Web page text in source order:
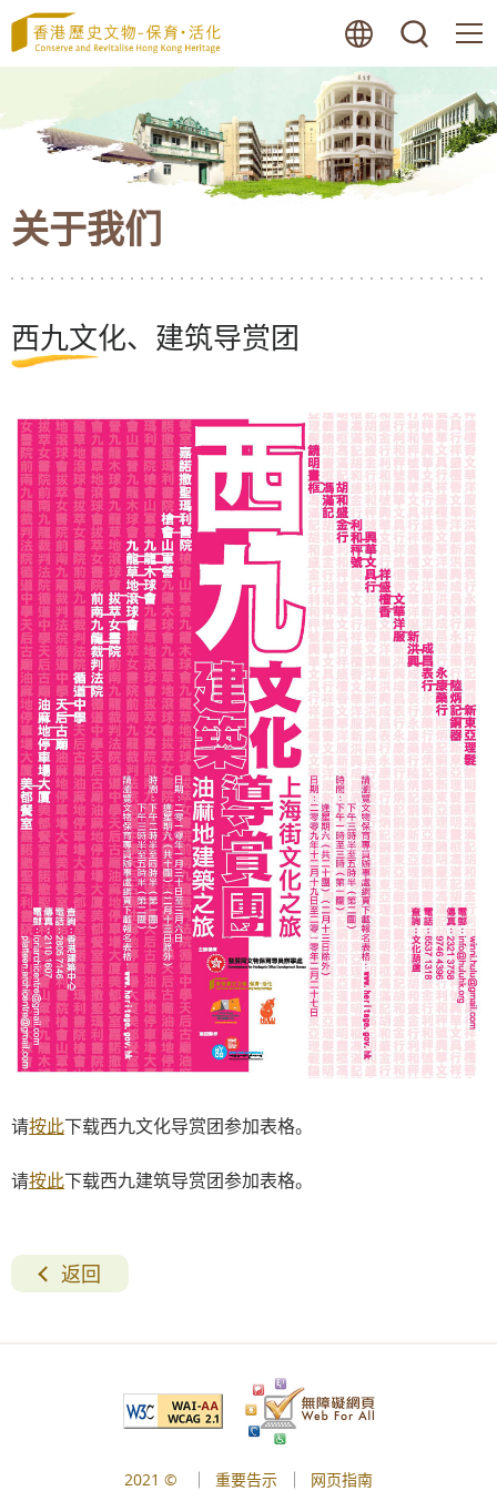
至
内
容
始
关于我们
西九文化、建筑导赏团
请按此下载西九文化导赏团参加表格。
请按此下载西九建筑导赏团参加表格。
返回
2021 © 重要告示 网页指南